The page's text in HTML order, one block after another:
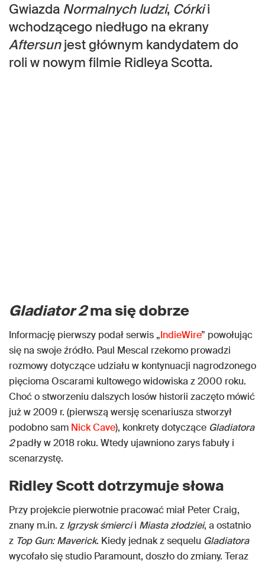
Gwiazda Normalnych ludzi, Córkii
wchodzącego niedługo na ekrany
Aftersunjest głównym kandydatem do
roli w nowym filmie Ridleya Scotta.
Gladiator 2ma się dobrze
Informację pierwszy podał serwis „IndieWire” powołując
się na swoje źródło. Paul Mescal rzekomo prowadzi
rozmowy dotyczące udziału w kontynuacji nagrodzonego
pięcioma Oscarami kultowego widowiska z 2000 roku.
Choć o stworzeniu dalszych losów historii zaczęto mówić
już w 2009 r. (pierwszą wersję scenariusza stworzył
podobno sam Nick Cave), konkrety dotyczące Gladiatora
2padły w 2018 roku. Wtedy ujawniono zarys fabuły i
scenarzystę.
Ridley Scott dotrzymuje słowa
Przy projekcie pierwotnie pracować miał Peter Craig,
znany m.in. z Igrzysk śmiercii Miasta złodziei, a ostatnio
z Top Gun: Maverick. Kiedy jednak z sequelu Gladiatora
wycofało się studio Paramount, doszło do zmiany. Teraz